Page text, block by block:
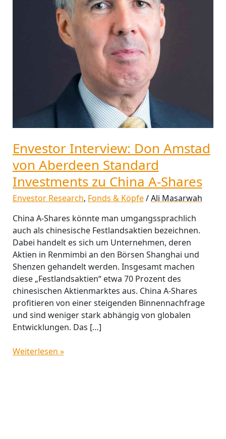
Envestor Interview: Don Amstad
von Aberdeen Standard
Investments zu China A-Shares
Envestor Research, Fonds & Köpfe/Ali Masarwah
China A-Shares könnte man umgangssprachlich
auch als chinesische Festlandsaktien bezeichnen.
Dabei handelt es sich um Unternehmen, deren
Aktien in Renmimbi an den Börsen Shanghai und
Shenzen gehandelt werden. Insgesamt machen
diese „Festlandsaktien“ etwa 70 Prozent des
chinesischen Aktienmarktes aus. China A-Shares
profitieren von einer steigenden Binnennachfrage
und sind weniger stark abhängig von globalen
Entwicklungen. Das […]
Investments
Weiterlesen »